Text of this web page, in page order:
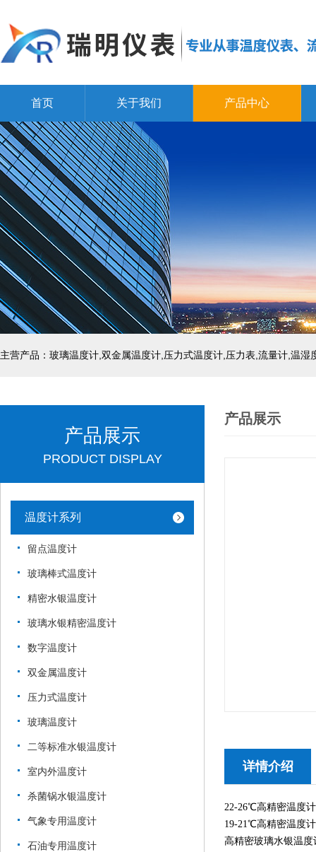
首页 关于我们 产品中心
产品展示
PRODUCT DISPLAY
温度计系列
留点温度计
玻璃棒式温度计
精密水银温度计
玻璃水银精密温度计
数字温度计
双金属温度计
压力式温度计
玻璃温度计
二等标准水银温度计
室内外温度计
杀菌锅水银温度计
气象专用温度计
石油专用温度计
产品展示
详情介绍
22-26℃高精密温度
19-21℃高精密温度
高精密玻璃水银温